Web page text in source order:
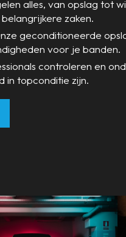
alles, van opslag tot
zaken.
geconditioneerde
voor je banden.
controleren en
in topconditie zijn.